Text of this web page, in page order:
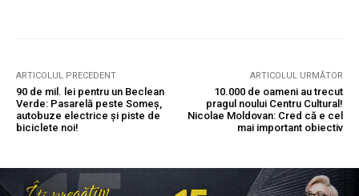
ARTICOLUL PRECEDENT
90 de mil. lei pentru un Beclean
Verde: Pasarelă peste Someș,
autobuze electrice și piste de
biciclete noi!
ARTICOLUL URMĂTOR
10.000 de oameni au trecut
pragul noului Centru Cultural!
Nicolae Moldovan: Cred că e cel
mai important obiectiv